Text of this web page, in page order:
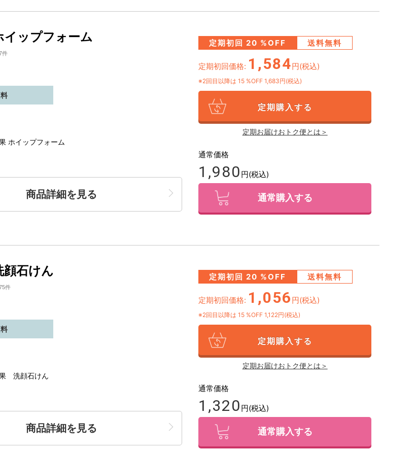
イップフォーム
件
ホイップフォーム
商品詳細を見る
定期初回 20 %OFF 送料無料
定期初回価格: 1,584円(税込)
※2回目以降は 15 %OFF 1,683円(税込)
定期購入する
定期お届けおトク便とは＞
通常価格
1,980 円(税込)
通常購入する
顔石けん
件
洗顔石けん
商品詳細を見る
定期初回 20 %OFF 送料無料
定期初回価格: 1,056 円(税込)
※2回目以降は 15 %OFF 1,122円(税込)
定期購入する
定期お届けおトク便とは＞
通常価格
1,320 円(税込)
通常購入する